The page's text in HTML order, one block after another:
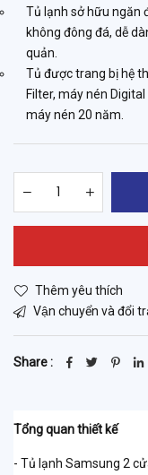
Tủ lạnh sở hữu ngăn
không đông đá, dễ
quản.
Tủ được trang bị hệ
Filter, máy nén
máy nén 20 năm.
Thêm yêu thích
Vận chuyển và đổi
Share :
Tổng quan thiết kế
- Tủ lạnh Samsung 2